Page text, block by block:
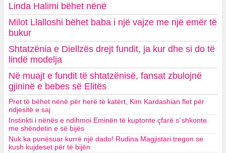
Linda Halimi bëhet nënë
Milot Llalloshi bëhet baba i një vajze me një emër të
bukur
Shtatzënia e Diellzës drejt fundit, ja kur dhe si do të
lindë modelja
Në muajt e fundit të shtatzënisë, fansat zbulojnë
gjininë e bebes së Elitës
Pret të bëhet nënë për herë të katërt, Kim Kardashian flet për
ndjesitë e saj
Instinkti i nënës e ndihmoi Eminën të kuptonte çfarë s`shkonte
me shëndetin e së bijës
Nuk ka punësuar kurrë një dado! Rudina Magjistari tregon se
kush kujdeset për të bijën